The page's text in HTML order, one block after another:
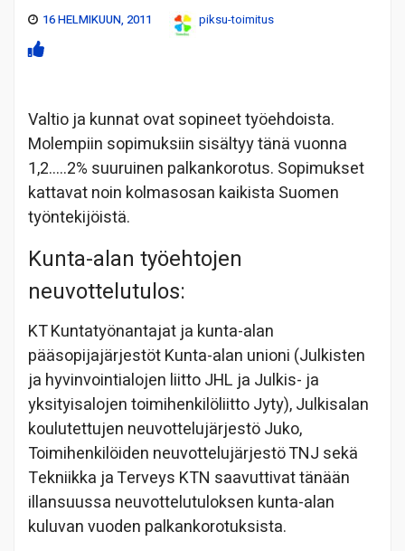
16 HELMIKUUN, 2011 piksu-toimitus
Valtio ja kunnat ovat sopineet työehdoista.
Molempiin sopimuksiin sisältyy tänä vuonna
1,2…..2% suuruinen palkankorotus. Sopimukset
kattavat noin kolmasosan kaikista Suomen
työntekijöistä.
Kunta-alan työehtojen
neuvottelutulos:
KT Kuntatyönantajat ja kunta-alan
pääsopijajärjestöt Kunta-alan unioni (Julkisten
ja hyvinvointialojen liitto JHL ja Julkis- ja
yksityisalojen toimihenkilöliitto Jyty), Julkisalan
koulutettujen neuvottelujärjestö Juko,
Toimihenkilöiden neuvottelujärjestö TNJ sekä
Tekniikka ja Terveys KTN saavuttivat tänään
illansuussa neuvottelutuloksen kunta-alan
kuluvan vuoden palkankorotuksista.